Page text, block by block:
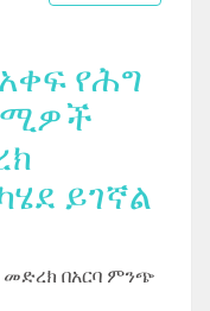
የሕግ
ይገኛል
መድረክ በአርባ ምንጭ